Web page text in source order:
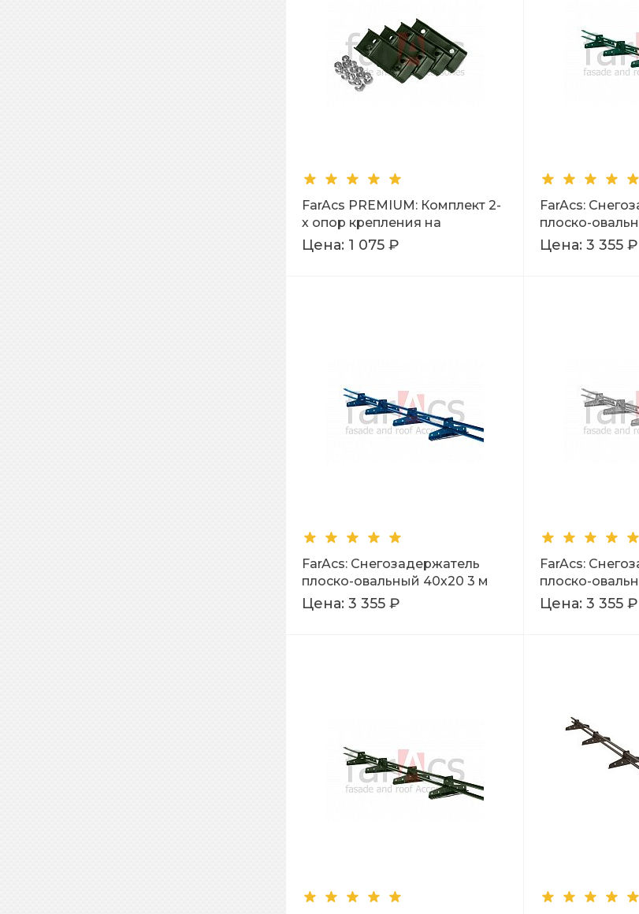
FarAcs PREMIUM: Комплект 2-
х опор крепления на
Фальцевую кровлю RR 11
Цена: 1 075 ₽
FarAcs:
плоско-
Ral 6005
Цена:3 355 ₽
FarAcs: Снегозадержатель
плоско-овальный 40х20 3 м
Ral 5005
Цена: 3 355 ₽
FarAcs:
плоско-
Ral 7004
Цена:3 355 ₽